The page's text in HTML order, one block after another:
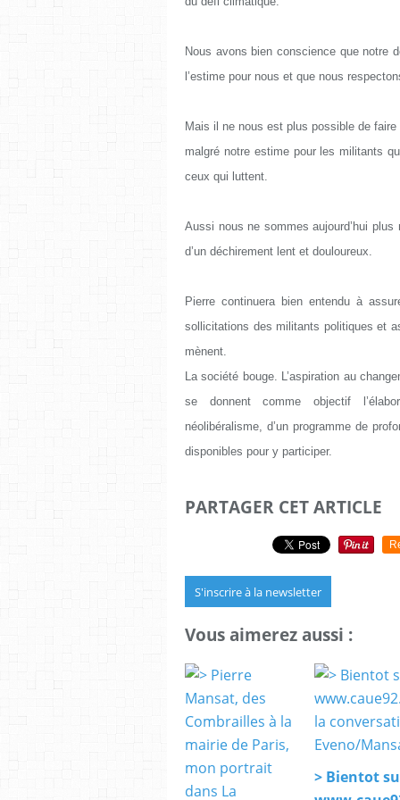
Nous avons bien conscience que notre
l’estime pour nous et que nous
Mais il ne nous est plus possible de
malgré notre estime pour les militants
ceux qui luttent.
Aussi nous ne sommes aujourd’hui
d’un déchirement lent et douloureux.
Pierre continuera bien entendu à
sollicitations des militants politiques et
mènent.
La société bouge. L’aspiration au
se donnent comme objectif
néolibéralisme, d’un programme de
disponibles pour y participer.
PARTAGER CET ARTICLE
S'inscrire à la newsletter
Vous aimerez aussi :
> Bientot